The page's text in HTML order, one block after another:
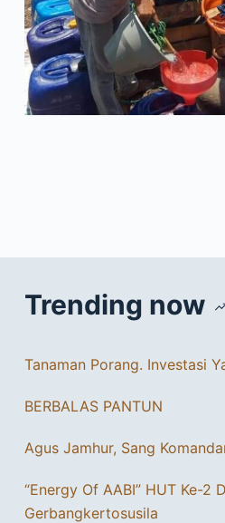
Trending now
Tanaman Porang. Investasi
BERBALAS PANTUN
Agus Jamhur, Sang
“Energy Of AABI” HUT Ke-2
Gerbangkertosusila